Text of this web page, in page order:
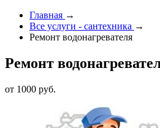
Главная →
Все услуги - cантехника →
Ремонт водонагревателя
Ремонт
от 1000 руб.